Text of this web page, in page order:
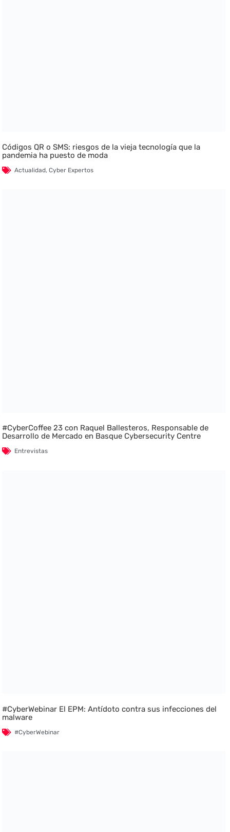
Códigos QR o SMS: riesgos de la vieja tecnología que la
pandemia ha puesto de moda
Actualidad,Cyber Expertos
#CyberCoffee 23 con Raquel Ballesteros, Responsable de
Desarrollo de Mercado en Basque Cybersecurity Centre
Entrevistas
#CyberWebinar El EPM: Antídoto contra sus infecciones del
malware
#CyberWebinar